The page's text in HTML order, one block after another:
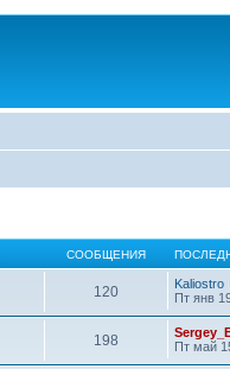
СООБЩЕНИЯ
120
Kaliostro
Пт янв
198
Пт май